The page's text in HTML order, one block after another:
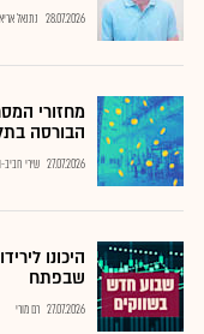
28.07.2026 נתנאל
מחזורי
הבורסה
27.07.2026 שירי חביב-
היכונו
שבפתח
27.07.2026 רם מורי